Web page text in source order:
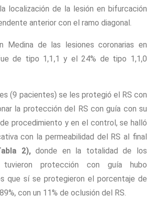
localización de la lesión en bifurcación
anterior con el ramo diagonal.
Medina de las lesiones coronarias en
de tipo 1,1,1 y el 24% de tipo 1,1,0
(9 pacientes) se les protegió el RS con
la protección del RS con guía con su
procedimiento y en el control, se halló
con la permeabilidad del RS al final
2),donde en la totalidad de los
protección con guía hubo
que sí se protegieron el porcentaje de
con un 11% de oclusión del RS.